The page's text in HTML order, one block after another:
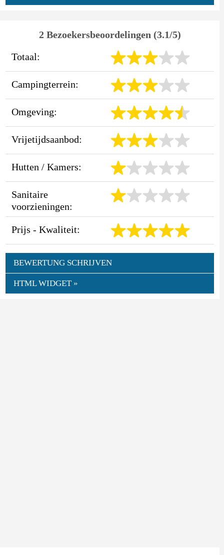
2 Bezoekersbeoordelingen (3.1/5)
Totaal:
Campingterrein:
Omgeving:
Vrijetijdsaanbod:
Hutten / Kamers:
Sanitaire
voorzieningen:
Prijs - Kwaliteit:
BEWERTUNG SCHRIJVEN
HTML WIDGET »